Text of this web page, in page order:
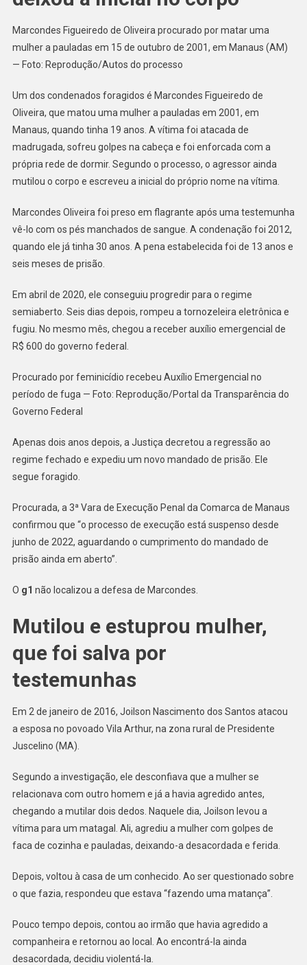
Marcondes Figueiredo de Oliveira procurado por matar uma
mulher a pauladas em 15 de outubro de 2001, em Manaus (AM)
— Foto: Reprodução/Autos do processo
Um dos condenados foragidos é Marcondes Figueiredo de
Oliveira, que matou uma mulher a pauladas em 2001, em
Manaus, quando tinha 19 anos. A vítima foi atacada de
madrugada, sofreu golpes na cabeça e foi enforcada com a
própria rede de dormir. Segundo o processo, o agressor ainda
mutilou o corpo e escreveu a inicial do próprio nome na vítima.
Marcondes Oliveira foi preso em flagrante após uma testemunha
vê-lo com os pés manchados de sangue. A condenação foi 2012,
quando ele já tinha 30 anos. A pena estabelecida foi de 13 anos e
seis meses de prisão.
Em abril de 2020, ele conseguiu progredir para o regime
semiaberto. Seis dias depois, rompeu a tornozeleira eletrônica e
fugiu. No mesmo mês, chegou a receber auxílio emergencial de
R$ 600 do governo federal.
Procurado por feminicídio recebeu Auxílio Emergencial no
período de fuga — Foto: Reprodução/Portal da Transparência do
Governo Federal
Apenas dois anos depois, a Justiça decretou a regressão ao
regime fechado e expediu um novo mandado de prisão. Ele
segue foragido.
Procurada, a 3ª Vara de Execução Penal da Comarca de Manaus
confirmou que “o processo de execução está suspenso desde
junho de 2022, aguardando o cumprimento do mandado de
prisão ainda em aberto”.
O g1 não localizou a defesa de Marcondes.
Mutilou e estuprou mulher,
que foi salva por
testemunhas
Em 2 de janeiro de 2016, Joilson Nascimento dos Santos atacou
a esposa no povoado Vila Arthur, na zona rural de Presidente
Juscelino (MA).
Segundo a investigação, ele desconfiava que a mulher se
relacionava com outro homem e já a havia agredido antes,
chegando a mutilar dois dedos. Naquele dia, Joilson levou a
vítima para um matagal. Ali, agrediu a mulher com golpes de
faca de cozinha e pauladas, deixando-a desacordada e ferida.
Depois, voltou à casa de um conhecido. Ao ser questionado sobre
o que fazia, respondeu que estava “fazendo uma matança”.
Pouco tempo depois, contou ao irmão que havia agredido a
companheira e retornou ao local. Ao encontrá-la ainda
desacordada, decidiu violentá-la.